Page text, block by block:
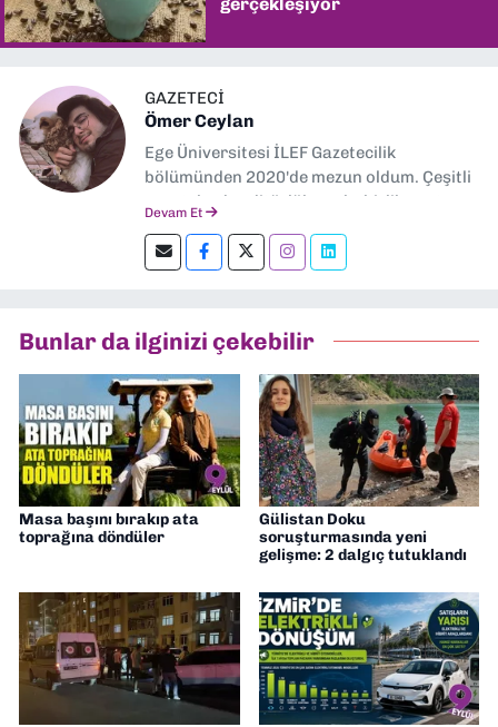
GAZETECİ
Ömer Ceylan
Ege Üniversitesi İLEF Gazetecilik
bölümünden 2020'de mezun oldum. Çeşitli
gazetelerde editörlük, muhabirlik yaptım.
editörlük yapıyorum.
Devam Et
Bunlar da ilginizi çekebilir
Masa başını bırakıp ata
toprağına döndüler
Gülistan Doku
soruşturmasında yeni
gelişme: 2 dalgıç tutuklandı